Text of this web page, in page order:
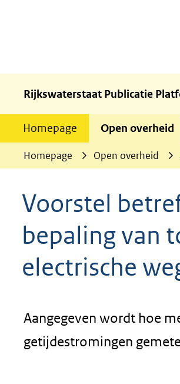
Rijkswaterstaat Publicatie
Homepage Open overheid
Homepage Open overheid
Voorstel
bepaling van
electrische
Aangegeven wordt hoe
getijdestromingen